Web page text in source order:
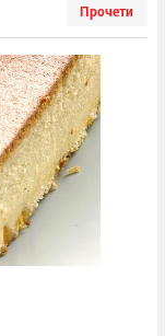
Прочети